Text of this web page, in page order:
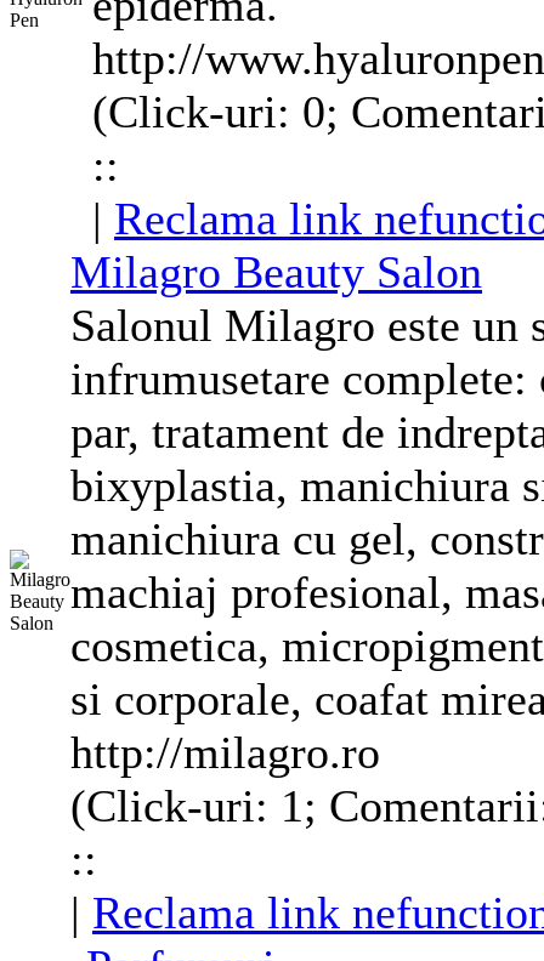
http://
(Click-uri: 0;
::
| Reclama link
Milagro Beauty Salon
Salonul Milagro este un
infrumusetare
par, tratament de
bixyplastia, manichiura
manichiura cu gel,
machiaj profesional,
cosmetica,
si corporale, coafat
http://milagro.ro
(Click-uri: 1;
::
| Reclama link